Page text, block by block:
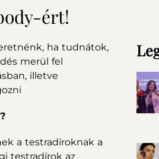
ért!
ha tudnátok,
merül fel
illetve
a testradíroknak a
testradírok az